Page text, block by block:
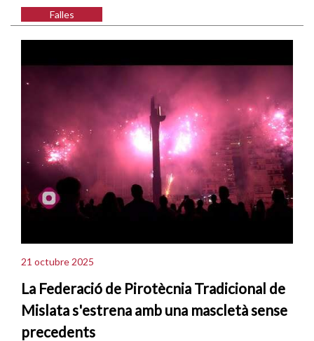
Falles
21 octubre 2025
La Federació de Pirotècnia Tradicional de
Mislata s'estrena amb una mascletà sense
precedents